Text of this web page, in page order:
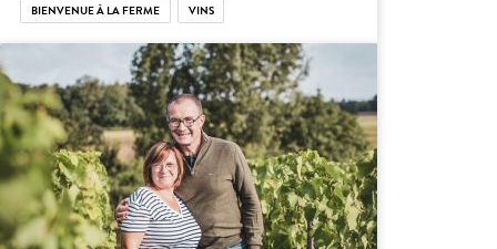
BIENVENUE À LA FERME VINS